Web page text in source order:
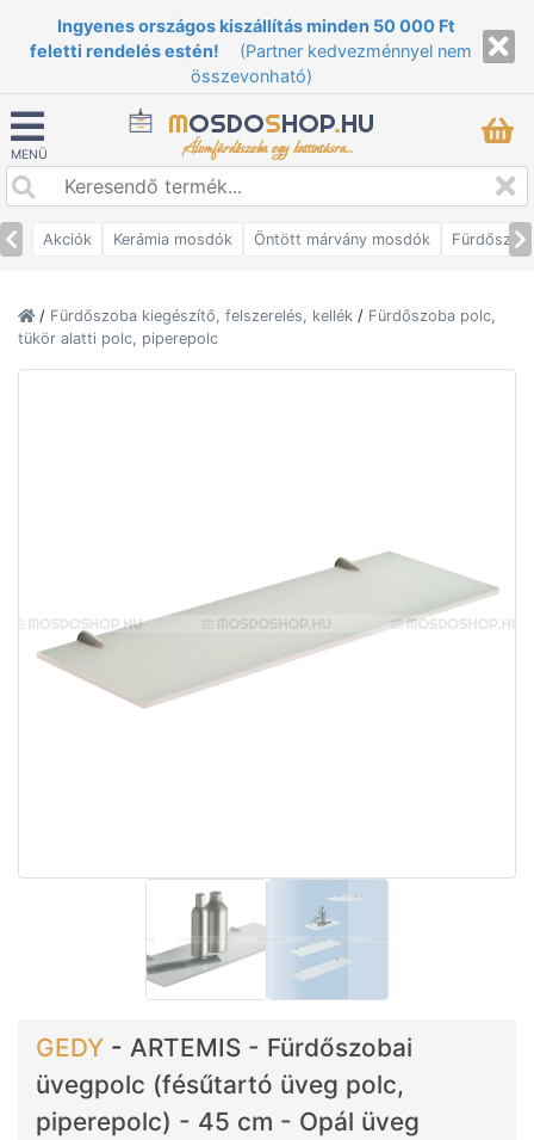
Ingyenes országos kiszállítás minden 50 000 Ft
feletti rendelés estén!
(Partner kedvezménnyel nem
összevonható)
MENÜ
MOSDOSHOP.HU
Álomfürdőszoba egy kattintásra...
Akciók Kerámia mosdók Öntött márvány mosdók
/ Fürdőszoba kiegészítő, felszerelés, kellék / Fürdőszoba polc,
tükör alatti polc, piperepolc
GEDY - ARTEMIS - Fürdőszobai
üvegpolc (fésűtartó üveg polc,
piperepolc) - 45 cm - Opál üveg